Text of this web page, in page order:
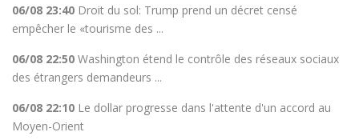
06/08 23:40 Droit du sol: Trump prend un décret censé
empêcher le «tourisme des ...
06/08 22:50 Washington étend le contrôle des réseaux sociaux
des étrangers demandeurs ...
06/08 22:10 Le dollar progresse dans l'attente d'un accord au
Moyen-Orient